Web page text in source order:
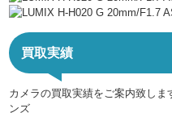
買取実績
カメラの買取実績をご案内致し
ンズ